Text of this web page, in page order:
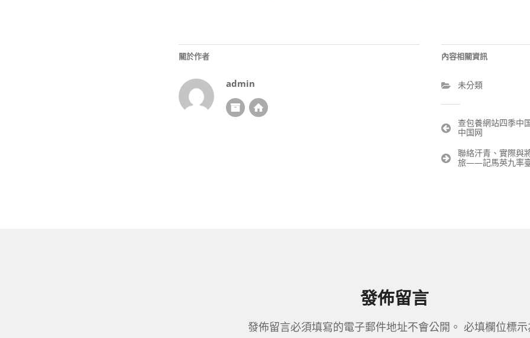
關於作者
admin
內容相關資訊
未分類
文
章
導
覽
查包養網站四季中
中国网
聯絡汗青、實際與
旅——記馬英九率
發佈留言
發佈留言必須填寫的電子郵件地址不會公開。 必填欄位標示